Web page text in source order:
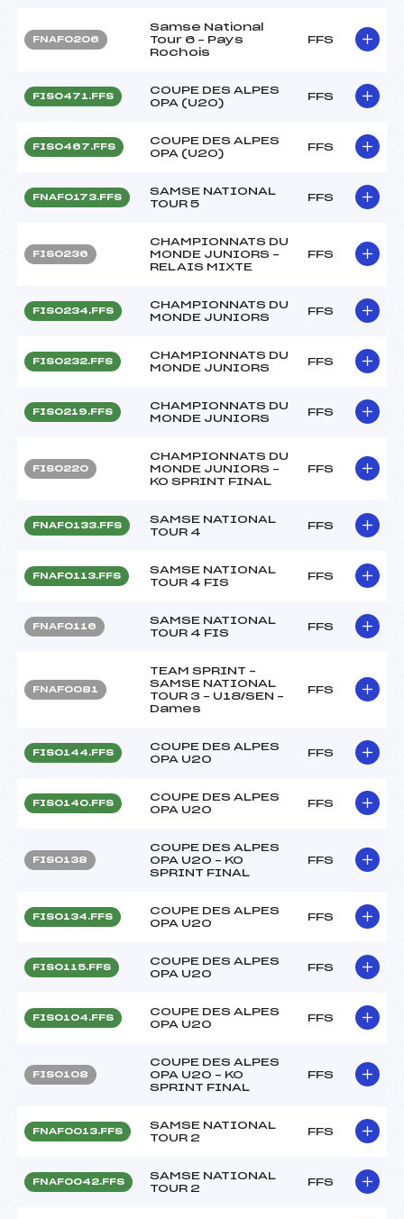
FNAF0206
Samse National
Tour 6 – Pays
Rochois
FFS
FIS0471.FFS
COUPE DES ALPES
OPA (U20)
FFS
FIS0467.FFS
COUPE DES ALPES
OPA (U20)
FFS
FNAF0173.FFS
SAMSE NATIONAL
TOUR 5
FFS
FIS0236
CHAMPIONNATS DU
MONDE JUNIORS –
RELAIS MIXTE
FFS
FIS0234.FFS
CHAMPIONNATS DU
MONDE JUNIORS
FFS
FIS0232.FFS
CHAMPIONNATS DU
MONDE JUNIORS
FFS
FIS0219.FFS
CHAMPIONNATS DU
MONDE JUNIORS
FFS
FIS0220
CHAMPIONNATS DU
MONDE JUNIORS –
KO SPRINT FINAL
FFS
FNAF0133.FFS
SAMSE NATIONAL
TOUR 4
FFS
FNAF0113.FFS
SAMSE NATIONAL
TOUR 4 FIS
FFS
FNAF0116
SAMSE NATIONAL
TOUR 4 FIS
FFS
FNAF0081
TEAM SPRINT –
SAMSE NATIONAL
TOUR 3 – U18/SEN –
Dames
FFS
FIS0144.FFS
COUPE DES ALPES
OPA U20
FFS
FIS0140.FFS
COUPE DES ALPES
OPA U20
FFS
FIS0138
COUPE DES ALPES
OPA U20 – KO
SPRINT FINAL
FFS
FIS0134.FFS
COUPE DES ALPES
OPA U20
FFS
FIS0115.FFS
COUPE DES ALPES
OPA U20
FFS
FIS0104.FFS
COUPE DES ALPES
OPA U20
FFS
FIS0108
COUPE DES ALPES
OPA U20 – KO
SPRINT FINAL
FFS
FNAF0013.FFS
SAMSE NATIONAL
TOUR 2
FFS
FNAF0042.FFS
SAMSE NATIONAL
TOUR 2
FFS